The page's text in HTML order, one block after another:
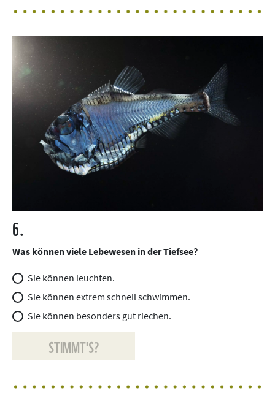
6.
Was können viele Lebewesen in der Tiefsee?
Sie können leuchten.
Sie können extrem schnell schwimmen.
Sie können besonders gut riechen.
STIMMT'S?